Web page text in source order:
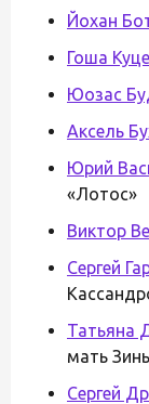
Йохан
Гоша
Юозас
Аксель
Юрий
«Лотос»
Виктор
Сергей
Татьяна
мать
Сергей